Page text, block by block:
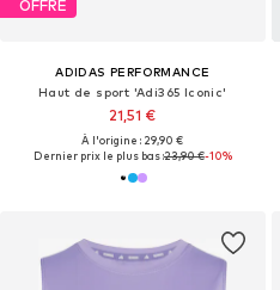
OFFRE
ADIDAS PERFORMANCE
Haut de sport 'Adi365 Iconic'
21,51 €
À l'origine : 29,90 €
Dernier prix le plus bas :23,90 €-10%